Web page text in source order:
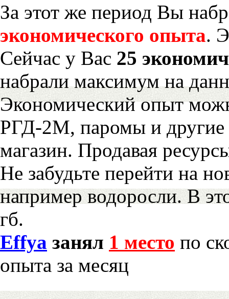
За этот же период Вы
экономического опыта.
Сейчас у Вас 25
набрали максимум на
Экономический опыт
РГД-2М, паромы и другие
магазин. Продавая
Не забудьте перейти на
например водоросли. В
гб.
Effya занял 1 место по
опыта за месяц